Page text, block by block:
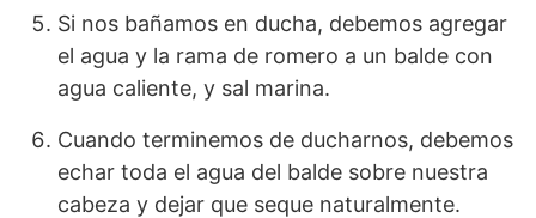
Si nos bañamos en ducha, debemos agregar
el agua y la rama de romero a un balde con
agua caliente, y sal marina.
Cuando terminemos de ducharnos, debemos
echar toda el agua del balde sobre nuestra
cabeza y dejar que seque naturalmente.